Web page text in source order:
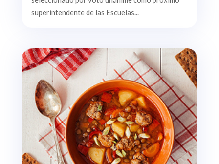
superintendente de las Escuelas...